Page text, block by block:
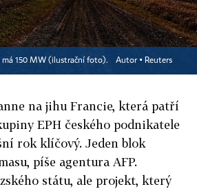
má 150 MW (ilustrační foto). Autor ▪ Reuters
na jihu Francie, která patří
EPH českého podnikatele
rok klíčový. Jeden blok
píše agentura AFP.
státu, ale projekt, který